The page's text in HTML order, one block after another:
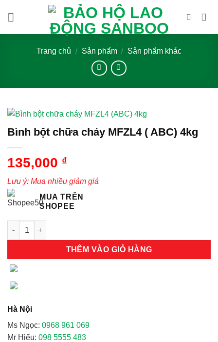
Trang chủ / Sản phẩm / Sản phẩm khác
Bình bột chữa cháy MFZL4 ( ABC) 4kg
135,000 ₫
Lưu ý: Mua nhiều giảm giá
MUA TRÊN
SHOPEE
Bình bột chữa cháy MFZL4 ( ABC) 4kg số lượng
THÊM VÀO GIỎ HÀNG
Hà Nội
Ms Ngọc: 0968 961 069
Mr Hiếu: 098 5555 483